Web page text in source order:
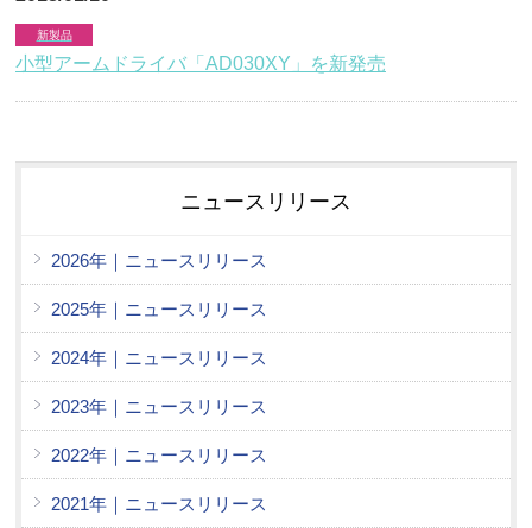
新製品
小型アームドライバ「AD030XY」を新発売
ニュースリリース
2026年｜ニュースリリース
2025年｜ニュースリリース
2024年｜ニュースリリース
2023年｜ニュースリリース
2022年｜ニュースリリース
2021年｜ニュースリリース